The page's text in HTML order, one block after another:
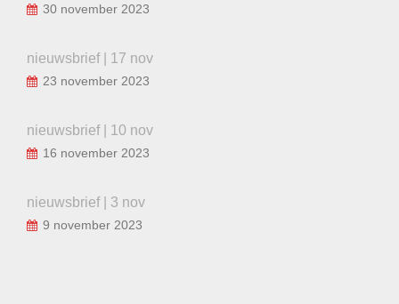
30 november 2023
nieuwsbrief | 17 nov
23 november 2023
nieuwsbrief | 10 nov
16 november 2023
nieuwsbrief | 3 nov
9 november 2023